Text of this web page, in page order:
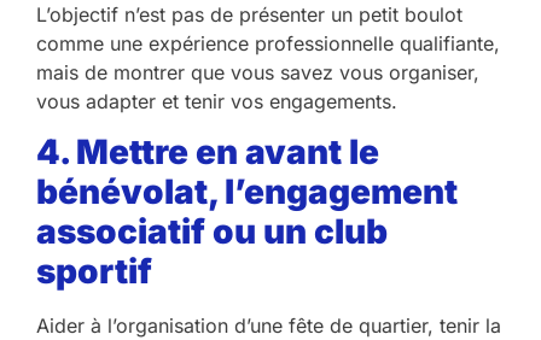
L’objectif n’est pas de présenter un petit boulot
comme une expérience professionnelle qualifiante,
mais de montrer que vous savez vous organiser,
vous adapter et tenir vos engagements.
4. Mettre en avant le
bénévolat, l’engagement
associatif ou un club
sportif
Aider à l’organisation d’une fête de quartier, tenir la